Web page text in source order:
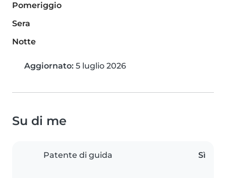
Pomeriggio
Sera
Notte
Aggiornato: 5 luglio 2026
Su di me
Patente di guida Sì